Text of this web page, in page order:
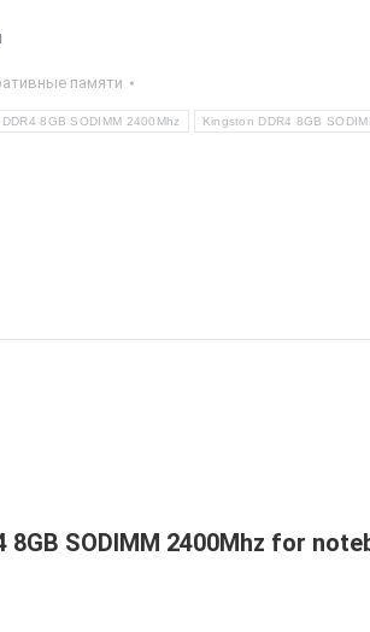
памяти
8GB SODIMM 2400Mhz Kingston DDR4 8GB
SODIMM 2400Mhz for